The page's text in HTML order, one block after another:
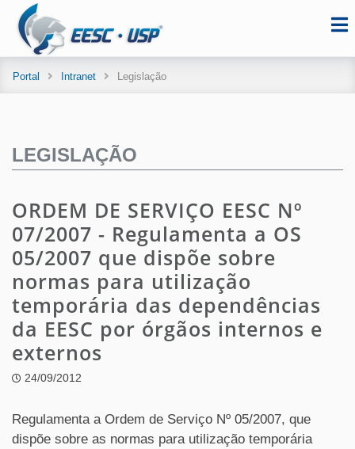
Portal Intranet Legislação
LEGISLAÇÃO
ORDEM DE SERVIÇO EESC Nº
07/2007 - Regulamenta a OS
05/2007 que dispõe sobre
normas para utilização
temporária das dependências
da EESC por órgãos internos e
externos
24/09/2012
Regulamenta a Ordem de Serviço Nº 05/2007, que
dispõe sobre as normas para utilização temporária